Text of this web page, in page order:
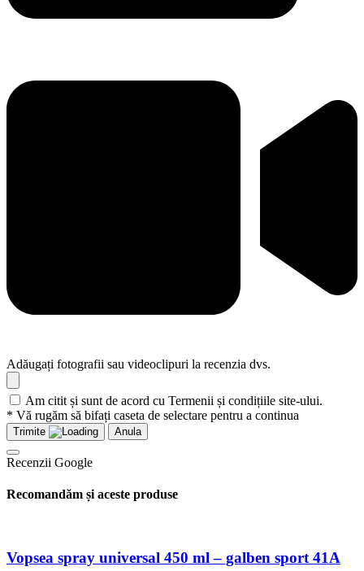
Adăugați fotografii sau videoclipuri la recenzia dvs.
Am citit și sunt de acord cu Termenii și condițiile site-ului.
* Vă rugăm să bifați caseta de selectare pentru a continua
Trimite Anula
Recenzii Google
Recomandăm și aceste produse
Vopsea spray universal 450 ml – galben sport 41A